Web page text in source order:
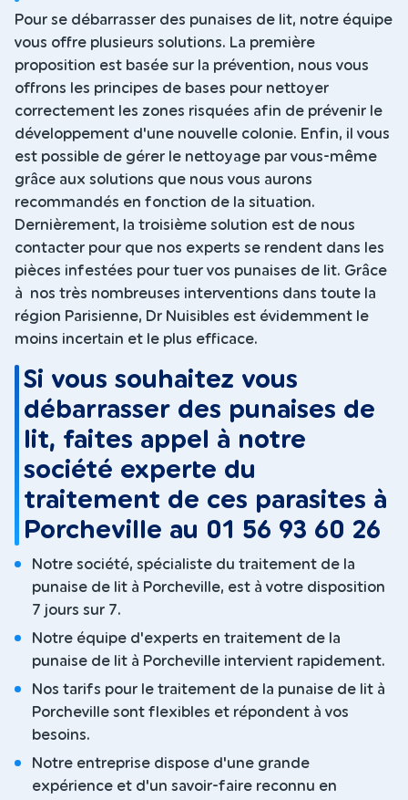
Pour se débarrasser des punaises de lit, notre équipe
vous offre plusieurs solutions. La première
proposition est basée sur la prévention, nous vous
offrons les principes de bases pour nettoyer
correctement les zones risquées afin de prévenir le
développement d'une nouvelle colonie. Enfin, il vous
est possible de gérer le nettoyage par vous-même
grâce aux solutions que nous vous aurons
recommandés en fonction de la situation.
Dernièrement, la troisième solution est de nous
contacter pour que nos experts se rendent dans les
pièces infestées pour tuer vos punaises de lit. Grâce
à nos très nombreuses interventions dans toute la
région Parisienne, Dr Nuisibles est évidemment le
moins incertain et le plus efficace.
Si vous souhaitez vous
débarrasser des punaises de
lit, faites appel à notre
société experte du
traitement de ces parasites à
Porcheville au 01 56 93 60 26
Notre société, spécialiste du traitement de la
punaise de lit à Porcheville, est à votre disposition
7 jours sur 7.
Notre équipe d'experts en traitement de la
punaise de lit à Porcheville intervient rapidement.
Nos tarifs pour le traitement de la punaise de lit à
Porcheville sont flexibles et répondent à vos
besoins.
Notre entreprise dispose d'une grande
expérience et d'un savoir-faire reconnu en